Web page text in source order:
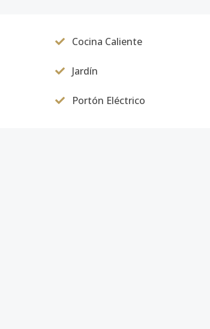
Cocina Caliente
Jardín
Portón Eléctrico